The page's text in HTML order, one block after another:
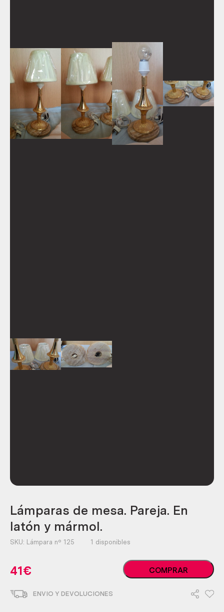
Lámparas de mesa. Pareja. En
latón y mármol.
SKU: Lámpara nº 125 1 disponibles
41€
Lámparas
de
COMPRAR
ENVIO Y DEVOLUCIONES